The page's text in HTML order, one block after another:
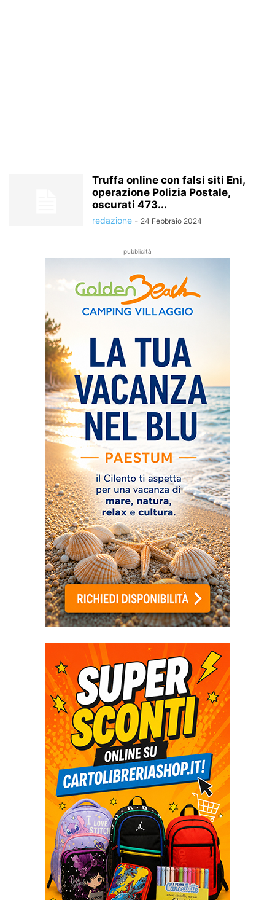
Truffa online con falsi siti Eni,
operazione Polizia Postale,
oscurati 473...
redazione - 24 Febbraio 2024
pubblicità